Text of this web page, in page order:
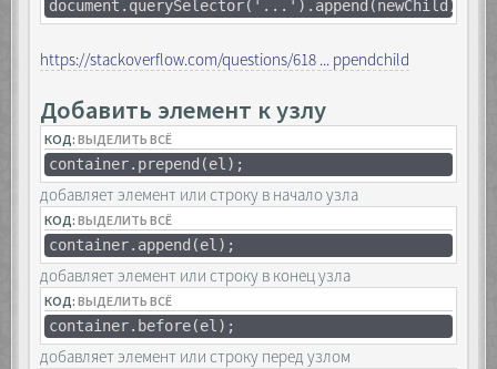
document.querySelector('...').append(newChild);
https://stackoverflow.com/questions/618 ... ppendchild
Добавить элемент к узлу
КОД:ВЫДЕЛИТЬ ВСЁ
container.prepend(el);
добавляет элемент или строку в начало узла
КОД:ВЫДЕЛИТЬ ВСЁ
container.append(el);
добавляет элемент или строку в конец узла
КОД:ВЫДЕЛИТЬ ВСЁ
container.before(el);
добавляет элемент или строку перед узлом